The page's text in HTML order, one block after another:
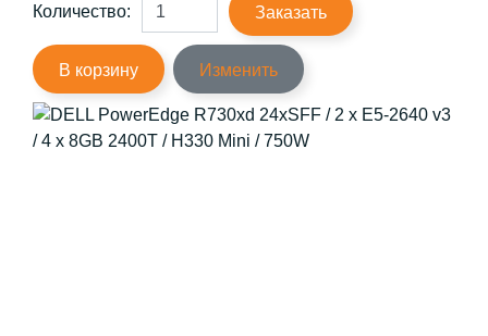
Количество: Заказать
В корзину Изменить